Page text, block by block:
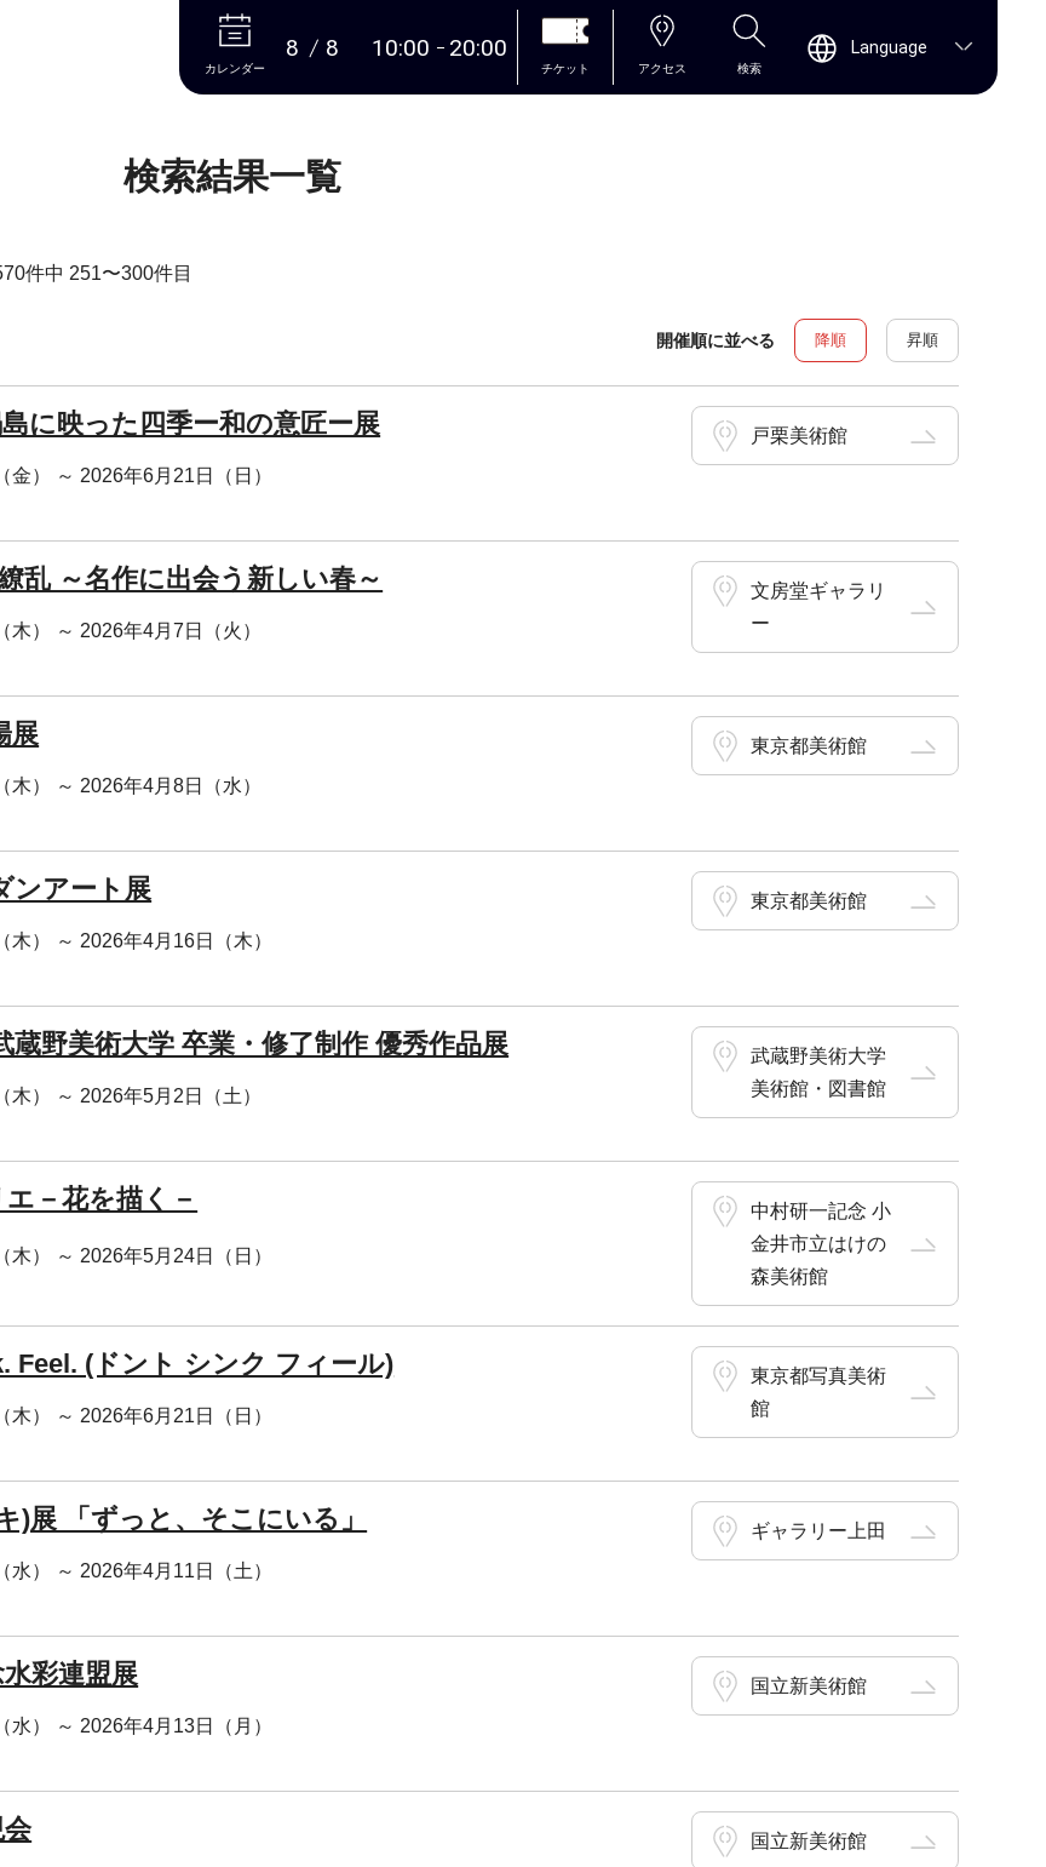
本文へ
カレンダー
8 8 10:00 20:00
チケット アクセス 検索
Language
検索結果一覧
件中 251〜300件目
開催順に並べる 降順 昇順
に映った四季ー和の意匠ー展
金） ～ 2026年6月21日（日）
戸栗美術館
乱 ～名作に出会う新しい春～
木） ～ 2026年4月7日（火）
文房堂ギャラリ
ー
展
木） ～ 2026年4月8日（水）
東京都美術館
ンアート展
木） ～ 2026年4月16日（木）
東京都美術館
蔵野美術大学 卒業・修了制作 優秀作品展
木） ～ 2026年5月2日（土）
武蔵野美術大学
美術館・図書館
－花を描く－
木） ～ 2026年5月24日（日）
中村研一記念 小
金井市立はけの
森美術館
Feel. (ドント シンク フィール)
木） ～ 2026年6月21日（日）
東京都写真美術
館
)展 「ずっと、そこにいる」
水） ～ 2026年4月11日（土）
ギャラリー上田
彩連盟展
水） ～ 2026年4月13日（月）
国立新美術館
国立新美術館